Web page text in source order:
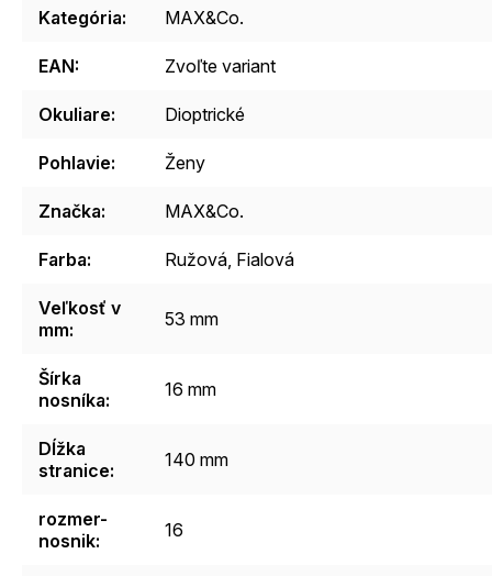
Kategória: MAX&Co.
EAN: Zvoľte variant
Okuliare: Dioptrické
Pohlavie: Ženy
Značka: MAX&Co.
Farba: Ružová, Fialová
Veľkosť v
mm: 53 mm
Šírka
nosníka: 16 mm
Dĺžka
stranice: 140 mm
rozmer-
nosnik: 16